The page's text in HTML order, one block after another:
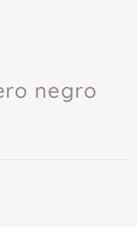
negro